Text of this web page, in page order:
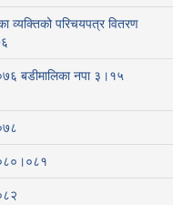
व्यक्तिको परिचयपत्र वितरण
बडीमालिका नपा ३।१५